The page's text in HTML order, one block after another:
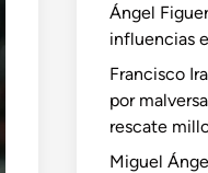
Ángel
influencias
Francisco
por
rescate
Miguel